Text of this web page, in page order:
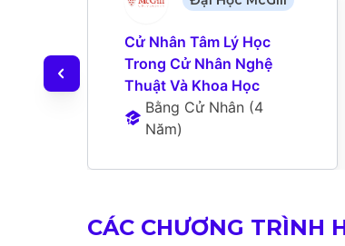
Cử Nhân Tâm Lý Học
Trong Cử Nhân Nghệ
Thuật Và Khoa Học
Bằng Cử Nhân (4
Năm)
CÁC CHƯƠNG TRÌNH